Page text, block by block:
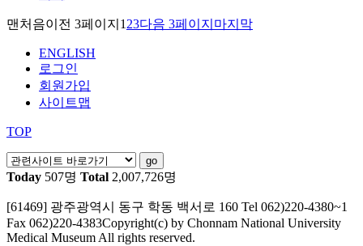
맨처음이전 3페이지 1 23다음 3페이지 마지막
ENGLISH
로그인
회원가입
사이트맵
TOP
Today 507명 Total 2,007,726명
[61469] 광주광역시 동구 학동 백서로 160 Tel 062)220-4380~1
Fax 062)220-4383Copyright(c) by Chonnam National University
Medical Museum All rights reserved.